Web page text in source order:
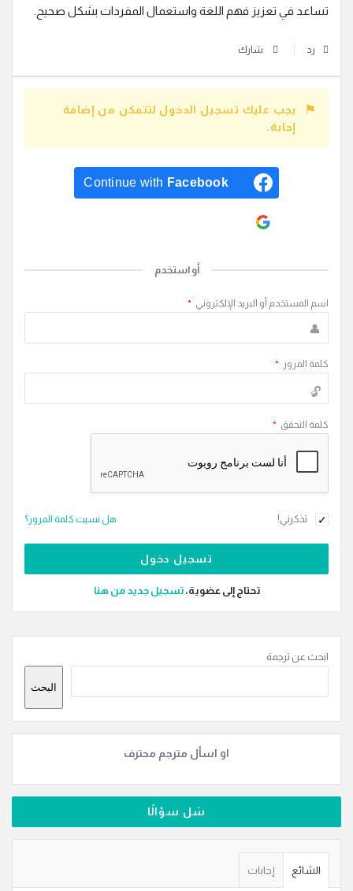
تساعد في تعزيز فهم اللغة واستعمال المفردات بشكل صحيح.
رد شارك
يجب عليك تسجيل الدخول لتتمكن من إضافة
إجابة.
Continue with Facebook
أو استخدم
اسم المستخدم أو البريد الإلكتروني *
كلمة المرور *
كلمة التحقق *
تذكرني! هل نسيت كلمة المرور؟
تحتاج إلى عضوية،‫تسجيل جديد من هنا
الجانبية
ابحث عن ترجمة
البحث
او اسأل مترجم محترف
سَل سؤالًا
الشائع إجابات